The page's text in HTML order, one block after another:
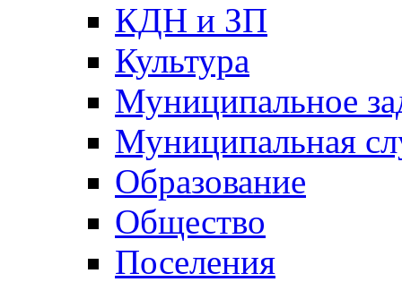
КДН и ЗП
Культура
Муниципальное
Муниципальная
Образование
Общество
Поселения